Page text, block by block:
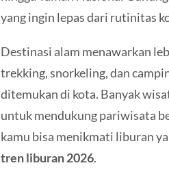
yang ingin lepas dari rutinitas
Destinasi alam menawarkan
trekking, snorkeling, dan
ditemukan di kota. Banyak
untuk mendukung pariwisata
kamu bisa menikmati liburan
tren liburan 2026.